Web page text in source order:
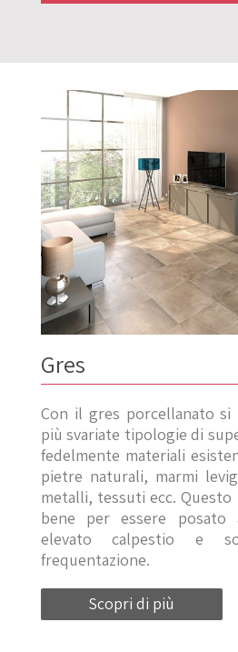
Gres
Con il gres porcellanato si
più svariate tipologie di
fedelmente materiali
pietre naturali, marmi
metalli, tessuti ecc. Questo
bene per essere posato
elevato calpestio e
frequentazione.
Scopri di più